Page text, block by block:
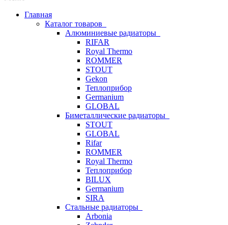
Главная
Каталог товаров
Алюминиевые радиаторы
RIFAR
Royal Thermo
ROMMER
STOUT
Gekon
Теплоприбор
Germanium
GLOBAL
Биметаллические радиаторы
STOUT
GLOBAL
Rifar
ROMMER
Royal Thermo
Теплоприбор
BILUX
Germanium
SIRA
Стальные радиаторы
Arbonia